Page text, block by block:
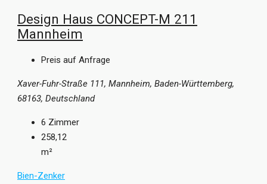
Design Haus CONCEPT-M 211
Mannheim
Preis auf Anfrage
Xaver-Fuhr-Straße 111, Mannheim, Baden-Württemberg,
68163, Deutschland
6 Zimmer
258,12
m²
Bien-Zenker